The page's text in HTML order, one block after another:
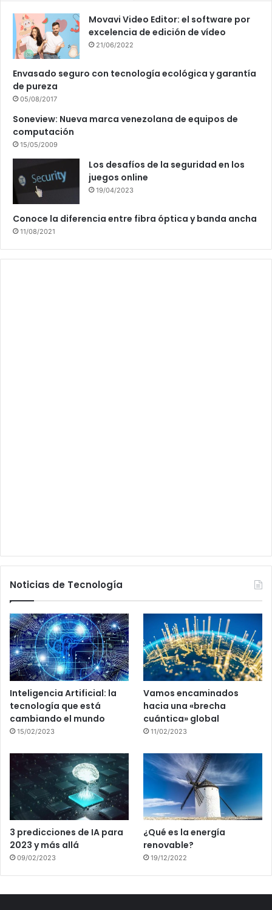
Movavi Video Editor: el software por
excelencia de edición de vídeo
21/06/2022
Envasado seguro con tecnología ecológica y garantía
de pureza
05/08/2017
Soneview: Nueva marca venezolana de equipos de
computación
15/05/2009
Los desafíos de la seguridad en los
juegos online
19/04/2023
Conoce la diferencia entre fibra óptica y banda ancha
11/08/2021
Noticias de Tecnología
Inteligencia Artificial: la
tecnología que está
cambiando el mundo
15/02/2023
Vamos encaminados
hacia una «brecha
cuántica» global
11/02/2023
3 predicciones de IA para
2023 y más allá
09/02/2023
¿Qué es la energía
renovable?
19/12/2022